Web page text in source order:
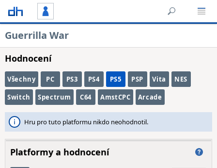
Guerrilla War
Hodnocení
Všechny PC PS3 PS4 PS5 PSP Vita NES
Switch Spectrum C64 AmstCPC Arcade
Hru pro tuto platformu nikdo neohodnotil.
Platformy a hodnocení